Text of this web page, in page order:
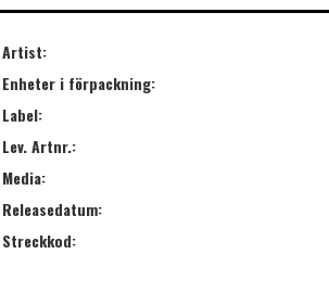
Artist:
Enheter i förpackning:
Label:
Lev. Artnr.:
Media:
Releasedatum:
Streckkod: